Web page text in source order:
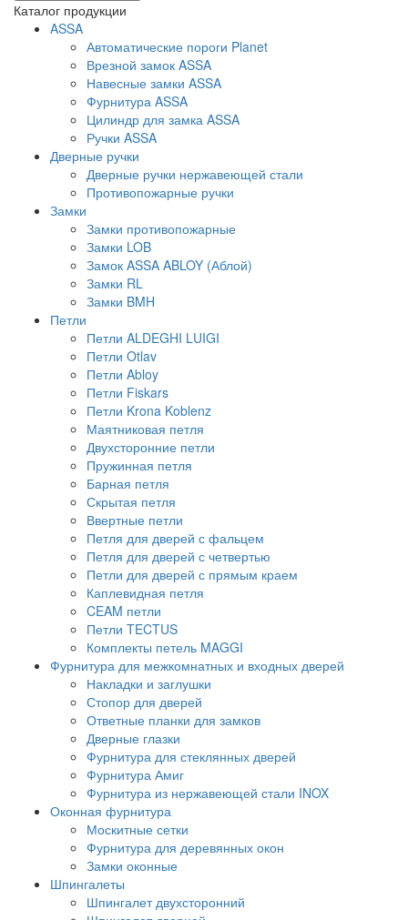
Каталог продукции
ASSA
Автоматические пороги Planet
Врезной замок ASSA
Навесные замки ASSA
Фурнитура ASSA
Цилиндр для замка ASSA
Ручки ASSA
Дверные ручки
Дверные ручки нержавеющей стали
Противопожарные ручки
Замки
Замки противопожарные
Замки LOB
Замок ASSA ABLOY (Аблой)
Замки RL
Замки BMH
Петли
Петли ALDEGHI LUIGI
Петли Otlav
Петли Abloy
Петли Fiskars
Петли Krona Koblenz
Маятниковая петля
Двухсторонние петли
Пружинная петля
Барная петля
Скрытая петля
Ввертные петли
Петля для дверей с фальцем
Петля для дверей с четвертью
Петли для дверей с прямым краем
Каплевидная петля
CEAM петли
Петли TECTUS
Комплекты петель MAGGI
Фурнитура для межкомнатных и входных дверей
Накладки и заглушки
Стопор для дверей
Ответные планки для замков
Дверные глазки
Фурнитура для стеклянных дверей
Фурнитура Амиг
Фурнитура из нержавеющей стали INOX
Оконная фурнитура
Москитные сетки
Фурнитура для деревянных окон
Замки оконные
Шпингалеты
Шпингалет двухсторонний